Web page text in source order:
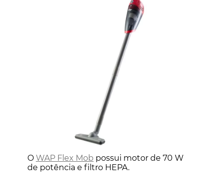
O WAP Flex Mob possui motor de 70 W
de potência e filtro HEPA.